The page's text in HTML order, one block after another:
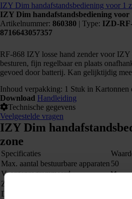
IZY Dim handafstandsbediening voor 1
IZY Dim handafstandsbediening voor
Artikelnummer: 860380 | Type: IZD-
8716643057357
RF-868 IZY losse hand zender voor IZY
besturen, fijn regelbaar en plaats
gevoed door batterij. Kan gelijktijdig
Inhoud verpakking: 1 Stuk in Kartonnen
Download Handleiding
Technische gegevens
Veelgestelde vragen
IZY Dim
zone
Specificaties
Max. aantal bestuurbare apparaten 50
Voorgeprogrammeerd
Zelflerend
Draadloos